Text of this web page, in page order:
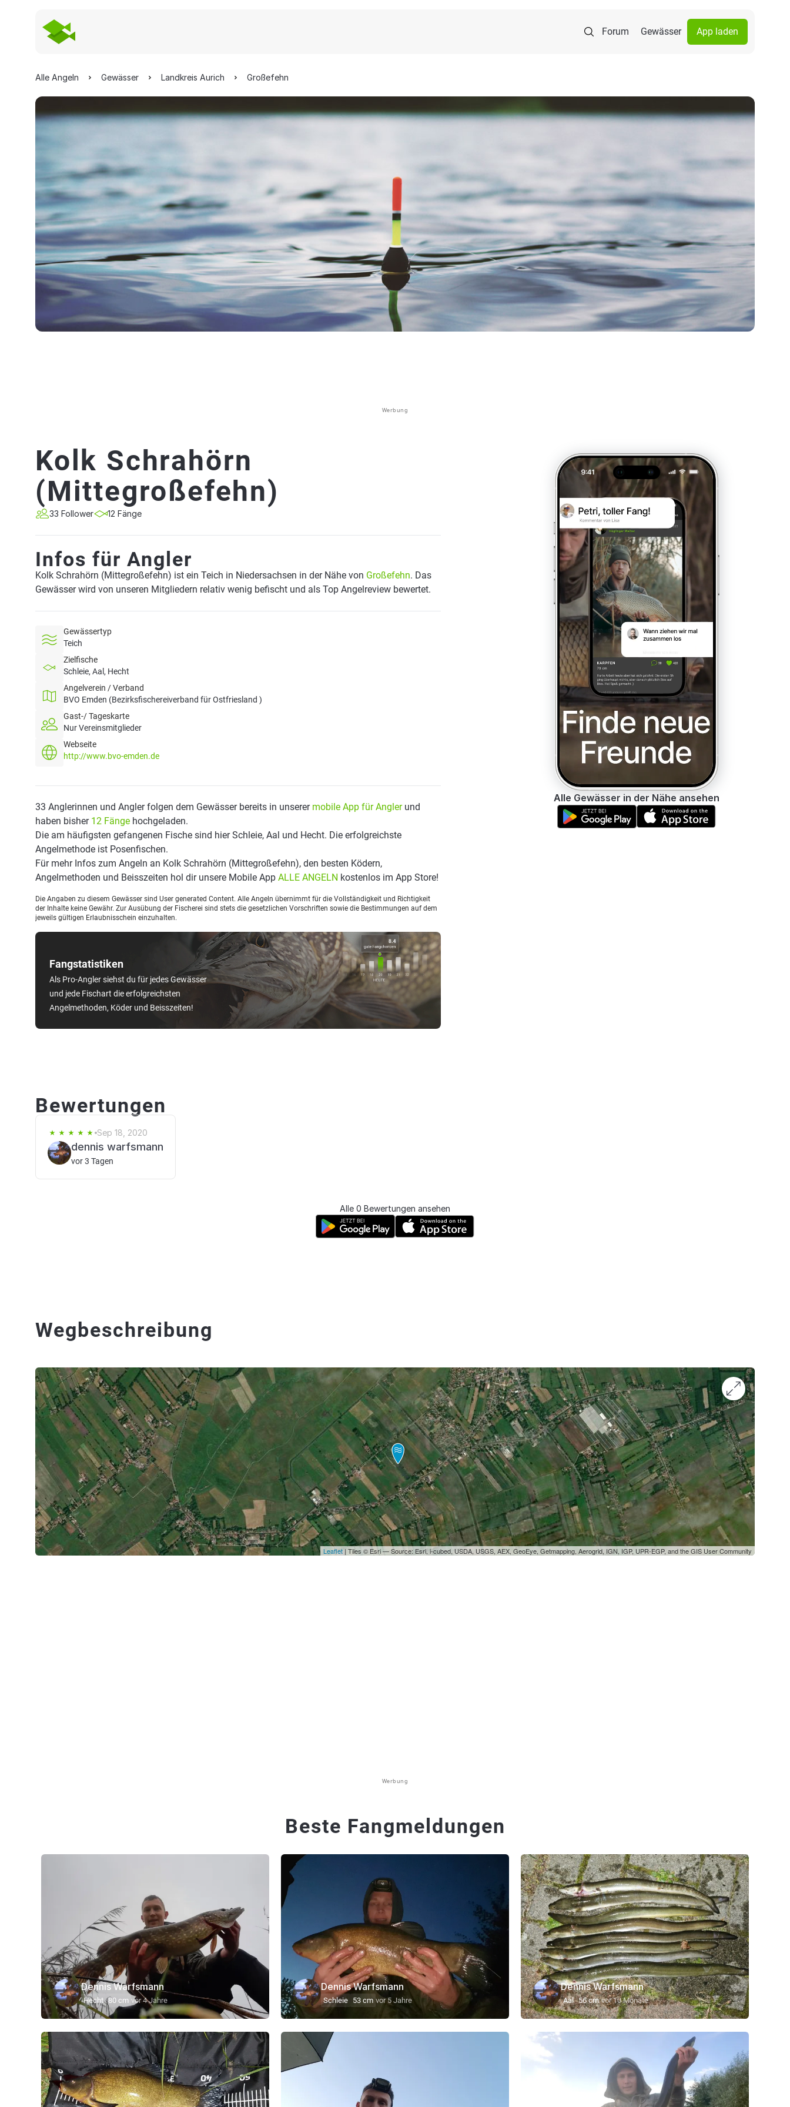
Forum Gewässer App laden
Alle Angeln Gewässer Landkreis Aurich Großefehn
Werbung
Kolk Schrahörn
(Mittegroßefehn)
33 Follower 12 Fänge
Infos für Angler
Kolk Schrahörn (Mittegroßefehn) ist ein Teich in Niedersachsen in der Nähe von Großefehn. Das
Gewässer wird von unseren Mitgliedern relativ wenig befischt und als Top Angelreview bewertet.
Gewässertyp
Teich
Zielfische
Schleie, Aal, Hecht
Angelverein / Verband
BVO Emden (Bezirksfischereiverband für Ostfriesland )
Gast-/ Tageskarte
Nur Vereinsmitglieder
Webseite
http://www.bvo-emden.de
Fangstatistiken
Als Pro-Angler siehst du für jedes Gewässer
und jede Fischart die erfolgreichsten
Angelmethoden, Köder und Beisszeiten!
33 Anglerinnen und Angler folgen dem Gewässer bereits in unserer mobile App für Anglerund
haben bisher 12 Fänge hochgeladen.
Die am häufigsten gefangenen Fische sind hier Schleie, Aal und Hecht. Die erfolgreichste
Angelmethode ist Posenfischen.
Für mehr Infos zum Angeln an Kolk Schrahörn (Mittegroßefehn), den besten Ködern,
Angelmethoden und Beisszeiten hol dir unsere Mobile App ALLE ANGELN kostenlos im App Store!
Die Angaben zu diesem Gewässer sind User generated Content. Alle Angeln übernimmt für die Vollständigkeit und Richtigkeit
der Inhalte keine Gewähr. Zur Ausübung der Fischerei sind stets die gesetzlichen Vorschriften sowie die Bestimmungen auf dem
jeweils gültigen Erlaubnisschein einzuhalten.
Alle Gewässer in der Nähe ansehen
Bewertungen
Sep 18, 2020
dennis warfsmann
vor 3 Tagen
Alle 0 Bewertungen ansehen
Wegbeschreibung
Leaflet | Tiles © Esri — Source: Esri, i-cubed, USDA, USGS, AEX, GeoEye, Getmapping, Aerogrid, IGN, IGP, UPR-EGP, and the GIS User Community
Werbung
Beste Fangmeldungen
Dennis Warfsmann
Hecht 80 cm vor 4 Jahre
Dennis Warfsmann
Schleie 53 cm vor 5 Jahre
Dennis Warfsmann
Aal 56 cm vor 10 Monate